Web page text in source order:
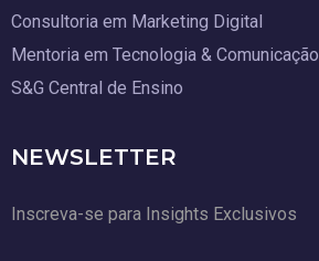
Consultoria em Marketing Digital
Mentoria em Tecnologia & Comunicação
S&G Central de Ensino
NEWSLETTER
Inscreva-se para Insights Exclusivos